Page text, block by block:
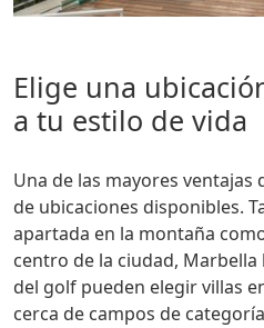
Elige una ubicación que se adapte
a tu estilo de vida
Una de las mayores ventajas de Marbella es la variedad
de ubicaciones disponibles.
apartada en la montaña
centro de la ciudad,
del golf pueden elegir villas
cerca de campos de